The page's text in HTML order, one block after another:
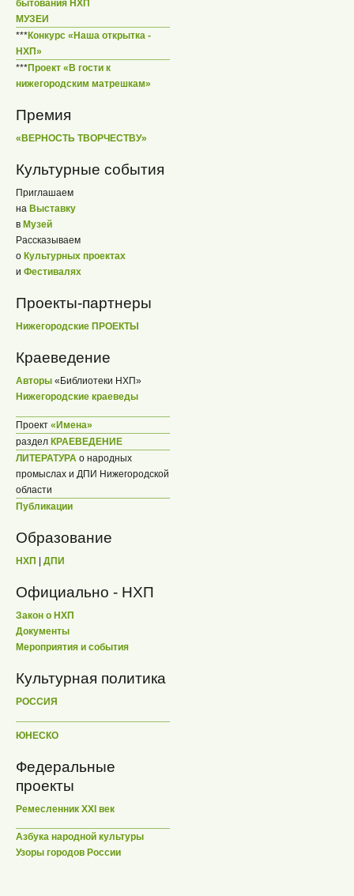
бытования НХП
МУЗЕИ
***Конкурс «Наша открытка -
НХП»
***Проект «В гости к
нижегородским матрешкам»
Премия
«ВЕРНОСТЬ ТВОРЧЕСТВУ»
Культурные события
Приглашаем
на Выставку
в Музей
Рассказываем
о Культурных проектах
и Фестивалях
Проекты-партнеры
Нижегородские ПРОЕКТЫ
Краеведение
Авторы «Библиотеки НХП»
Нижегородские краеведы
Проект «Имена»
раздел КРАЕВЕДЕНИЕ
ЛИТЕРАТУРА о народных
промыслах и ДПИ Нижегородской
области
Публикации
Образование
НХП | ДПИ
Официально - НХП
Закон о НХП
Документы
Мероприятия и события
Культурная политика
РОССИЯ
ЮНЕСКО
Федеральные
проекты
Ремесленник XXI век
Азбука народной культуры
Узоры городов России